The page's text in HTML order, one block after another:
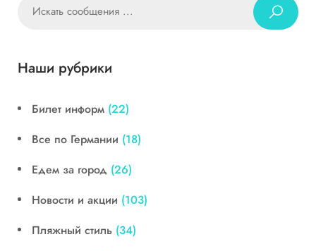
Наши рубрики
Билет информ (22)
Все по Германии (18)
Едем за город (26)
Новости и акции (103)
Пляжный стиль (34)